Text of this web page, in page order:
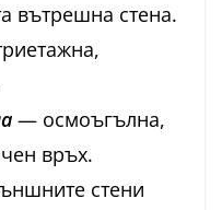
вътрешна стена.
— осмоъгълна,
връх.
стени